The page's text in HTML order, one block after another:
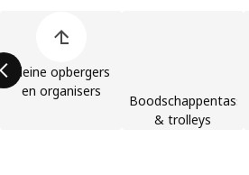
Kleine opbergers
en organisers
Boodschappentassen
& trolleys